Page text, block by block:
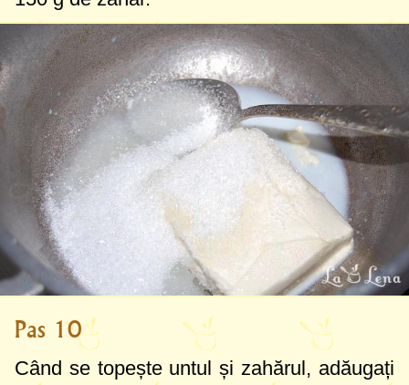
Pas 10
Când se topește untul și zahărul, adăugați